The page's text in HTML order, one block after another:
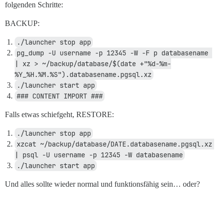
folgenden Schritte:
BACKUP:
./launcher stop app
pg_dump -U username -p 12345 -W -F p databasename
| xz > ~/backup/database/$(date +"%d-%m-
%Y_%H.%M.%S").databasename.pgsql.xz
./launcher start app
### CONTENT IMPORT ###
Falls etwas schiefgeht, RESTORE:
./launcher stop app
xzcat ~/backup/database/DATE.databasename.pgsql.xz
| psql -U username -p 12345 -W databasename
./launcher start app
Und alles sollte wieder normal und funktionsfähig sein… oder?